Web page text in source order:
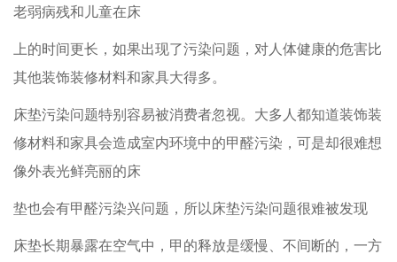
老弱病残和儿童在床
上的时间更长，如果出现了污染问题，对人体健康的危害比
其他装饰装修材料和家具大得多。
床垫污染问题特别容易被消费者忽视。大多人都知道装饰装
修材料和家具会造成室内环境中的甲醛污染，可是却很难想
像外表光鲜亮丽的床
垫也会有甲醛污染兴问题，所以床垫污染问题很难被发现
床垫长期暴露在空气中，甲的释放是缓慢、不间断的，一方